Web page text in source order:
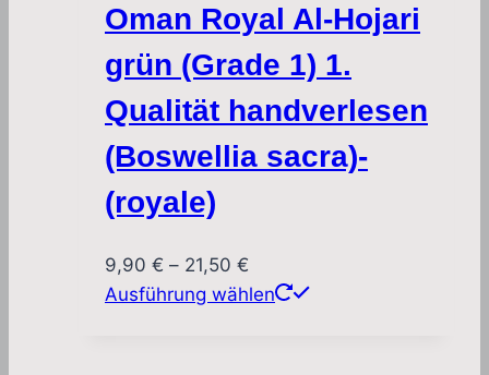
Optionen
können
auf
der
gewählt
Oman Royal Al-Hojari
grün (Grade 1) 1.
Qualität handverlesen
(Boswellia sacra)-
(royale)
9,90 € – 21,50 €
9,90 €
Ausführung wählen
Dieses